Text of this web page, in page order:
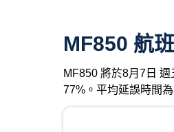
MF850 航
MF850 將於8月7日
77%。平均延誤時間為